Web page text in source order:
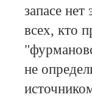
запасе нет
всех, кто
не